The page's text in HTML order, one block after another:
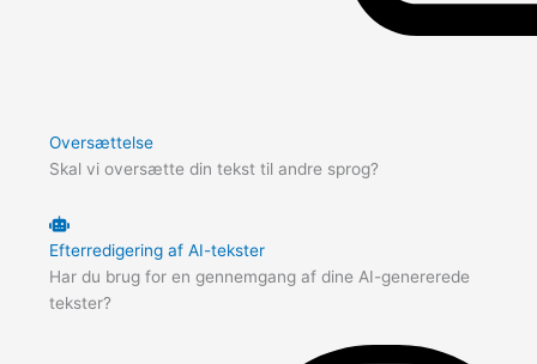
Oversættelse
Skal vi oversætte din tekst til andre sprog?
Efterredigering af AI-tekster
Har du brug for en gennemgang af dine AI-genererede
tekster?